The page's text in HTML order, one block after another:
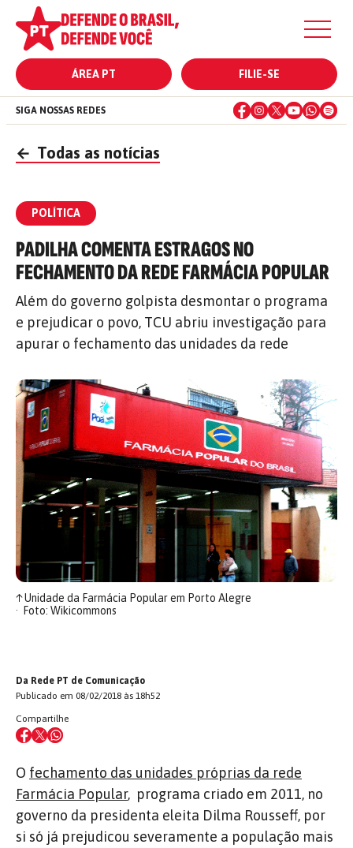
ÁREA PT FILIE-SE
SIGA NOSSAS REDES
← Todas as notícias
POLÍTICA
PADILHA COMENTA ESTRAGOS NO
FECHAMENTO DA REDE FARMÁCIA POPULAR
Além do governo golpista desmontar o programa
e prejudicar o povo, TCU abriu investigação para
apurar o fechamento das unidades da rede
↑Unidade da Farmácia Popular em Porto Alegre
Foto: Wikicommons
Da Rede PT de Comunicação
Publicado em 08/02/2018 às 18h52
Compartilhe
O fechamento das unidades próprias da rede
Farmácia Popular, programa criado em 2011, no
governo da presidenta eleita Dilma Rousseff, por
si só já prejudicou severamente a população mais